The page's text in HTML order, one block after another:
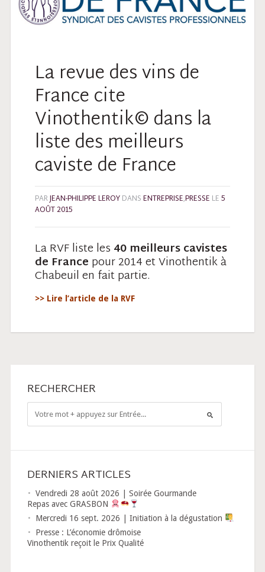
La revue des vins de
France cite
Vinothentik© dans la
liste des meilleurs
caviste de France
PARJEAN-PHILIPPE LEROYDANSENTREPRISE,PRESSE LE5
AOÛT 2015
La RVF liste les 40 meilleurs cavistes
de France pour 2014 et Vinothentik à
Chabeuil en fait partie.
>> Lire l’article de la RVF
RECHERCHER
DERNIERS ARTICLES
Vendredi 28 août 2026 | Soirée Gourmande
Repas avec GRASBON
Mercredi 16 sept. 2026 | Initiation à la dégustation
Presse : L’économie drômoise
Vinothentik reçoit le Prix Qualité